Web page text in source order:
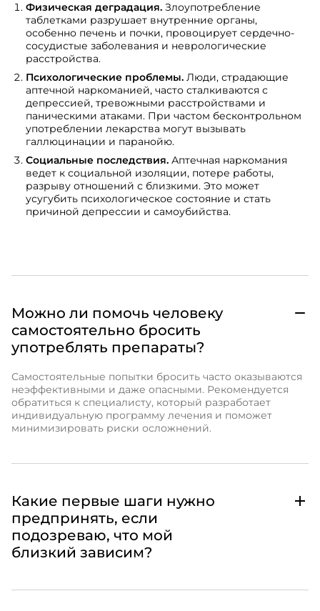
Физическая деградация. Злоупотребление
таблетками разрушает внутренние органы,
особенно печень и почки, провоцирует сердечно-
сосудистые заболевания и неврологические
расстройства.
Психологические проблемы. Люди, страдающие
аптечной наркоманией, часто сталкиваются с
депрессией, тревожными расстройствами и
паническими атаками. При частом бесконтрольном
употреблении лекарства могут вызывать
галлюцинации и паранойю.
Социальные последствия. Аптечная наркомания
ведет к социальной изоляции, потере работы,
разрыву отношений с близкими. Это может
усугубить психологическое состояние и стать
причиной депрессии и самоубийства.
Можно ли помочь человеку
самостоятельно бросить
употреблять препараты?
Самостоятельные попытки бросить часто оказываются
неэффективными и даже опасными. Рекомендуется
обратиться к специалисту, который разработает
индивидуальную программу лечения и поможет
минимизировать риски осложнений.
Какие первые шаги нужно
предпринять, если
подозреваю, что мой
близкий зависим?